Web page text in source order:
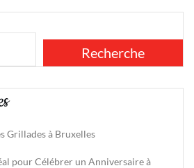
Recherche
Grillades à Bruxelles
pour Célébrer un Anniversaire à